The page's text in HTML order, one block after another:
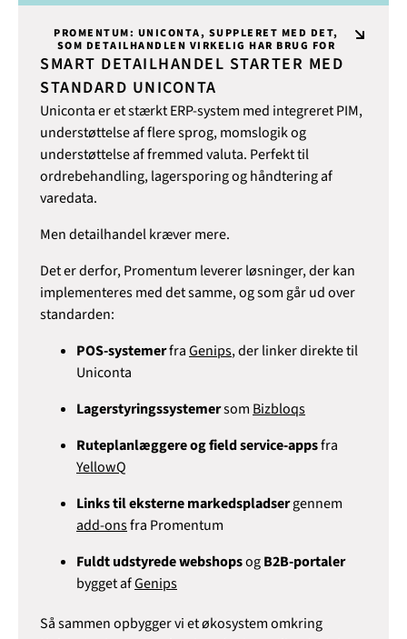
PROMENTUM: UNICONTA, SUPPLERET MED DET,
SOM DETAILHANDLEN VIRKELIG HAR BRUG FOR
SMART DETAILHANDEL STARTER MED
STANDARD UNICONTA
Uniconta er et stærkt ERP-system med integreret PIM,
understøttelse af flere sprog, momslogik og
understøttelse af fremmed valuta. Perfekt til
ordrebehandling, lagersporing og håndtering af
varedata.
Men detailhandel kræver mere.
Det er derfor, Promentum leverer løsninger, der kan
implementeres med det samme, og som går ud over
standarden:
POS-systemerfraGenips, der linker direkte til
Uniconta
Lagerstyringssystemersom Bizbloqs
Ruteplanlæggere og field service-appsfra
YellowQ
Links til eksterne markedspladsergennem
add-onsfra Promentum
Fuldt udstyrede webshopsogB2B-portaler
bygget afGenips
Så sammen opbygger vi et økosystem omkring